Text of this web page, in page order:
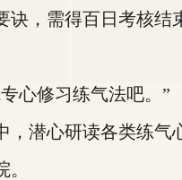
需得百日考核结
心修习练气法吧。”
潜心研读各类练气